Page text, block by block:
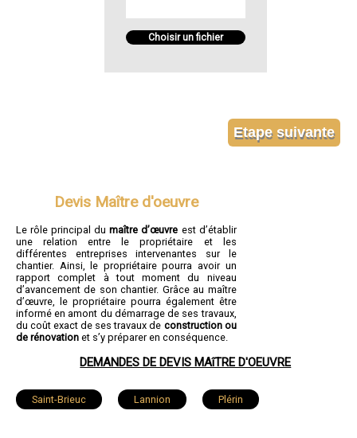
Choisir un fichier
Devis Maître d'oeuvre
Le rôle principal dumaître d’œuvre est d’établir
une relation entre le propriétaire et les
différentes entreprises intervenantes sur le
chantier. Ainsi, le propriétaire pourra avoir un
rapport complet à tout moment du niveau
d’avancement de son chantier. Grâce au maître
d’œuvre, le propriétaire pourra également être
informé en amont du démarrage de ses travaux,
du coût exact de ses travaux de construction ou
de rénovation et s’y préparer en conséquence.
DEMANDES DE DEVIS MAîTRE D'OEUVRE
Saint-Brieuc Lannion Plérin